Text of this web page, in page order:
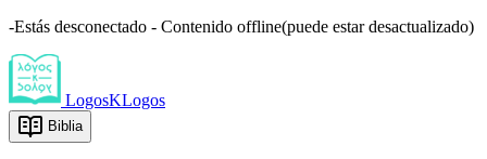
-Estás desconectado - Contenido offline(puede estar desactualizado)
LogosKLogos
Biblia